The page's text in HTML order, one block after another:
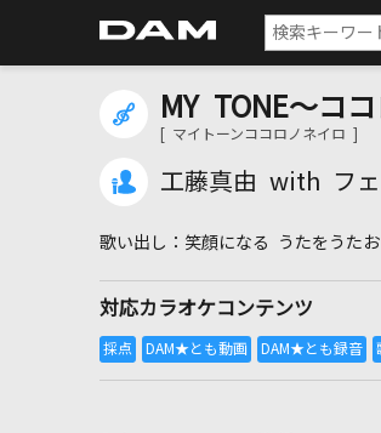
MY TONE～コ
[ マイトーンココロノネイロ ]
工藤真由 with フェ
笑顔になる うたをうたお
対応カラオケコンテンツ